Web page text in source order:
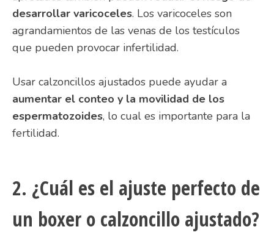
desarrollar varicoceles. Los varicoceles son
agrandamientos de las venas de los testículos
que pueden provocar infertilidad.
Usar calzoncillos ajustados puede ayudar a
aumentar el conteo y la movilidad de los
espermatozoides, lo cual es importante para la
fertilidad.
2. ¿Cuál es el ajuste perfecto de
un boxer o calzoncillo ajustado?